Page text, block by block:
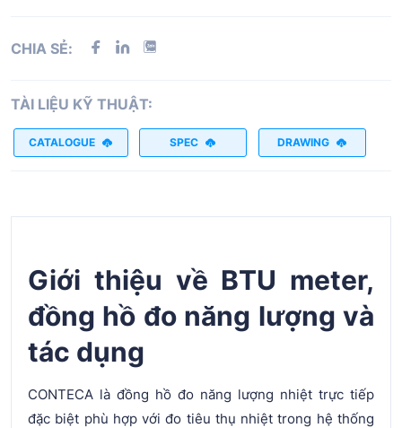
CHIA SẺ:
TÀI LIỆU KỸ THUẬT:
CATALOGUE SPEC DRAWING
Giới thiệu về BTU meter,
đồng hồ đo năng lượng và
tác dụng
CONTECA là đồng hồ đo năng lượng nhiệt trực tiếp
đặc biệt phù hợp với đo tiêu thụ nhiệt trong hệ thống